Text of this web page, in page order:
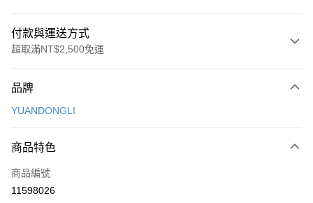
付款與運送方式
超取滿NT$2,500免運
信用卡一次付款
3 期 0 利率 每期
合作金庫商業銀行
上海商業儲蓄銀行
超商取貨付款
LINE Pay
品牌
YUANDONGLI
商品特色
商品編號
11598026